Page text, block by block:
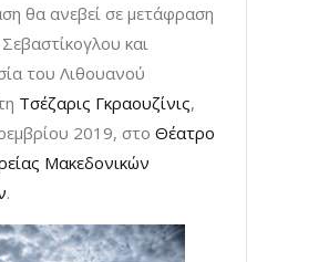
θα ανεβεί σε μετάφραση
και
του Λιθουανού
Τσέζαρις Γκραουζίνις,
2019, στο Θέατρο
Μακεδονικών
.